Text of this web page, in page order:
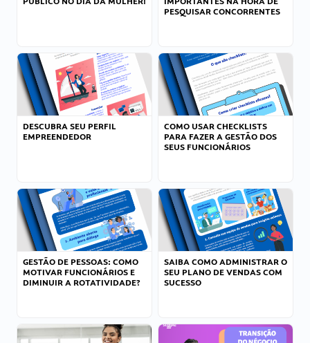
PESQUISAR CONCORRENTES
DESCUBRA SEU PERFIL
EMPREENDEDOR
COMO USAR CHECKLISTS
PARA FAZER A GESTÃO DOS
SEUS FUNCIONÁRIOS
GESTÃO DE PESSOAS: COMO
MOTIVAR FUNCIONÁRIOS E
DIMINUIR A ROTATIVIDADE?
SAIBA COMO ADMINISTRAR O
SEU PLANO DE VENDAS COM
SUCESSO